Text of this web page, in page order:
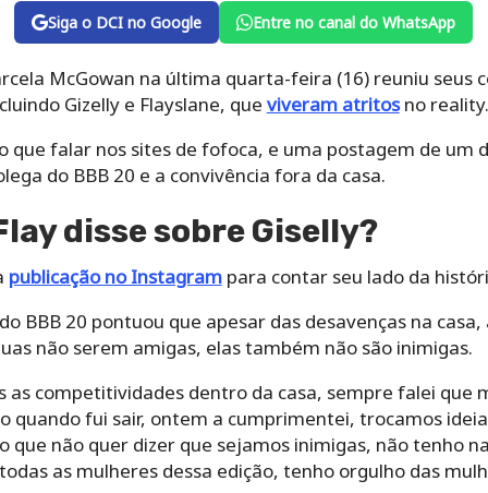
Siga o DCI no Google Entre no canal do WhatsApp
McGowan na última quarta-feira (16) reuniu seus
Gizelly e Flayslane, que viveram atritosno reality.
que falar nos sites de fofoca, e uma postagem de um
do BBB 20 e a convivência fora da casa.
disse sobre Giselly?
publicação no Instagrampara contar seu lado da
BBB 20 pontuou que apesar das desavenças na
não serem amigas, elas também não são inimigas.
as competitividades dentro da casa, sempre falei que
quando fui sair, ontem a cumprimentei, trocamos
que não quer dizer que sejamos inimigas, não tenho
as mulheres dessa edição, tenho orgulho das